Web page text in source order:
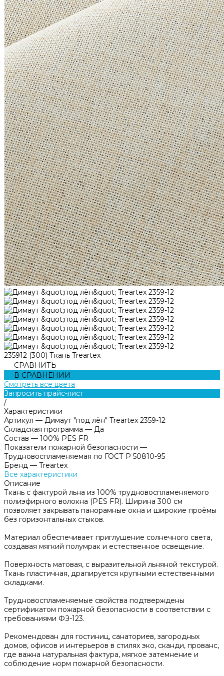
235912 (300) Ткань Treartex
СРАВНИТЬ
В СРАВНЕНИИ
Смотреть все цвета
Запросить прайс-лист
/
Характеристики
Артикул — Димаут "под лён" Treartex 2359-12
Складская программа — Да
Состав — 100% PES FR
Показатели пожарной безопасности —
Трудновоспламеняемая по ГОСТ Р 50810-95
Бренд — Treartex
Все характеристики
Описание
Ткань с фактурой льна из 100% трудновоспламеняемого
полиэфирного волокна (PES FR). Ширина 300 см
позволяет закрывать панорамные окна и широкие проёмы
без горизонтальных стыков.
Материал обеспечивает приглушение солнечного света,
создавая мягкий полумрак и естественное освещение.
Поверхность матовая, с выразительной льняной текстурой.
Ткань пластичная, драпируется крупными естественными
складками.
Трудновоспламеняемые свойства подтверждены
сертификатом пожарной безопасности в соответствии с
требованиями ФЗ-123.
Рекомендован для гостиниц, санаториев, загородных
домов, офисов и интерьеров в стилях эко, сканди, прованс,
где важна натуральная фактура, мягкое затемнение и
соблюдение норм пожарной безопасности.